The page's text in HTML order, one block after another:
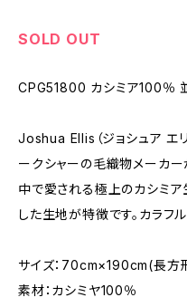
SOLD OUT
CPG51800 カシミア100％
Joshua Ellis（ジョシュア エ
ークシャーの毛織物メーカー
中で愛される極上のカシミ
した生地が特徴です。カラフ
サイズ：70cm×190cm(長方
素材：カシミヤ100％